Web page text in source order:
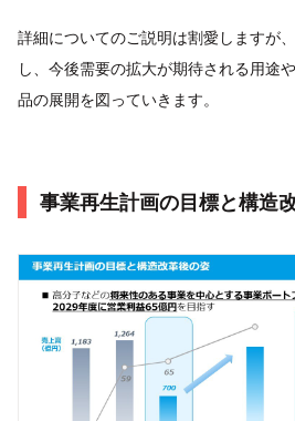
詳細についてのご説明は割愛しますが
し、今後需要の拡大が期待される用途
品の展開を図っていきます。
事業再生計画の目標と構造